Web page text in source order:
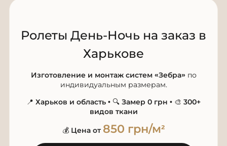
Ролеты День-Ночь на заказ в
Харькове
Изготовление и монтаж систем «Зебра»по
индивидуальным размерам.
📍 Харьков и область • 🔍 Замер 0 грн • 🎨 300+
видов ткани
💰 Цена от 850 грн/м²